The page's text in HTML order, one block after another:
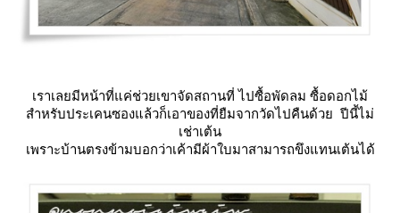
เราเลยมีหน้าที่แค่ช่วยเขาจัดสถานที่ ไปซื้อพัดลม ซื้อดอกไม้
สำหรับประเคนซองแล้วก็เอาของที่ยืมจากวัดไปคืนด้วย ปีนี้ไม่
เช่าเต้น
เพราะบ้านตรงข้ามบอกว่าเค้ามีผ้าใบมาสามารถขึงแทนเต้นได้